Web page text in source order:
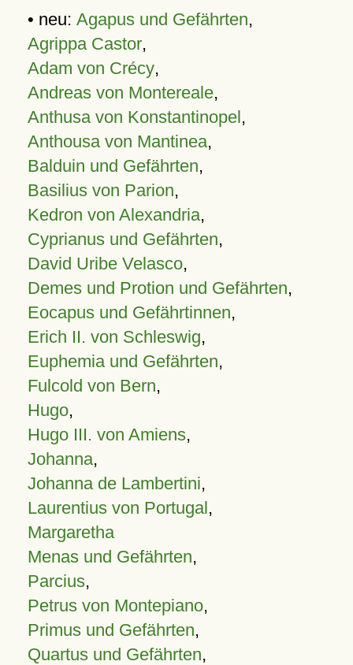
• neu: Agapus und Gefährten,
Agrippa Castor,
Adam von Crécy,
Andreas von Montereale,
Anthusa von Konstantinopel,
Anthousa von Mantinea,
Balduin und Gefährten,
Basilius von Parion,
Kedron von Alexandria,
Cyprianus und Gefährten,
David Uribe Velasco,
Demes und Protion und Gefährten,
Eocapus und Gefährtinnen,
Erich II. von Schleswig,
Euphemia und Gefährten,
Fulcold von Bern,
Hugo,
Hugo III. von Amiens,
Johanna,
Johanna de Lambertini,
Laurentius von Portugal,
Margaretha
Menas und Gefährten,
Parcius,
Petrus von Montepiano,
Primus und Gefährten,
Quartus und Gefährten,